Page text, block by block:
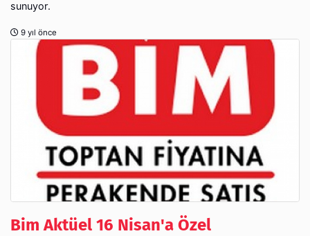
sunuyor.
9 yıl önce
Bim Aktüel 16 Nisan'a Özel